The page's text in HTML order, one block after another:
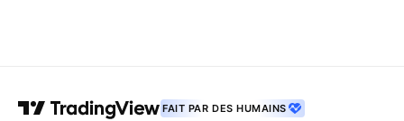
FAIT PAR DES HUMAINS